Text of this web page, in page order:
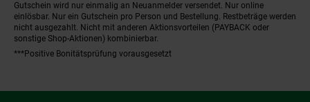
Gutschein wird nur einmalig an Neuanmelder versendet. Nur online
einlösbar. Nur ein Gutschein pro Person und Bestellung. Restbeträge werden
nicht ausgezahlt. Nicht mit anderen Aktionsvorteilen (PAYBACK oder
sonstige Shop-Aktionen) kombinierbar.
***Positive Bonitätsprüfung vorausgesetzt